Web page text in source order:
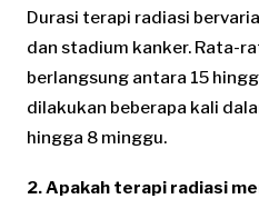
Durasi terapi radiasi
dan stadium kanker. Rata-
berlangsung antara 15
dilakukan beberapa kali
hingga 8 minggu.
2. Apakah terapi radiasi